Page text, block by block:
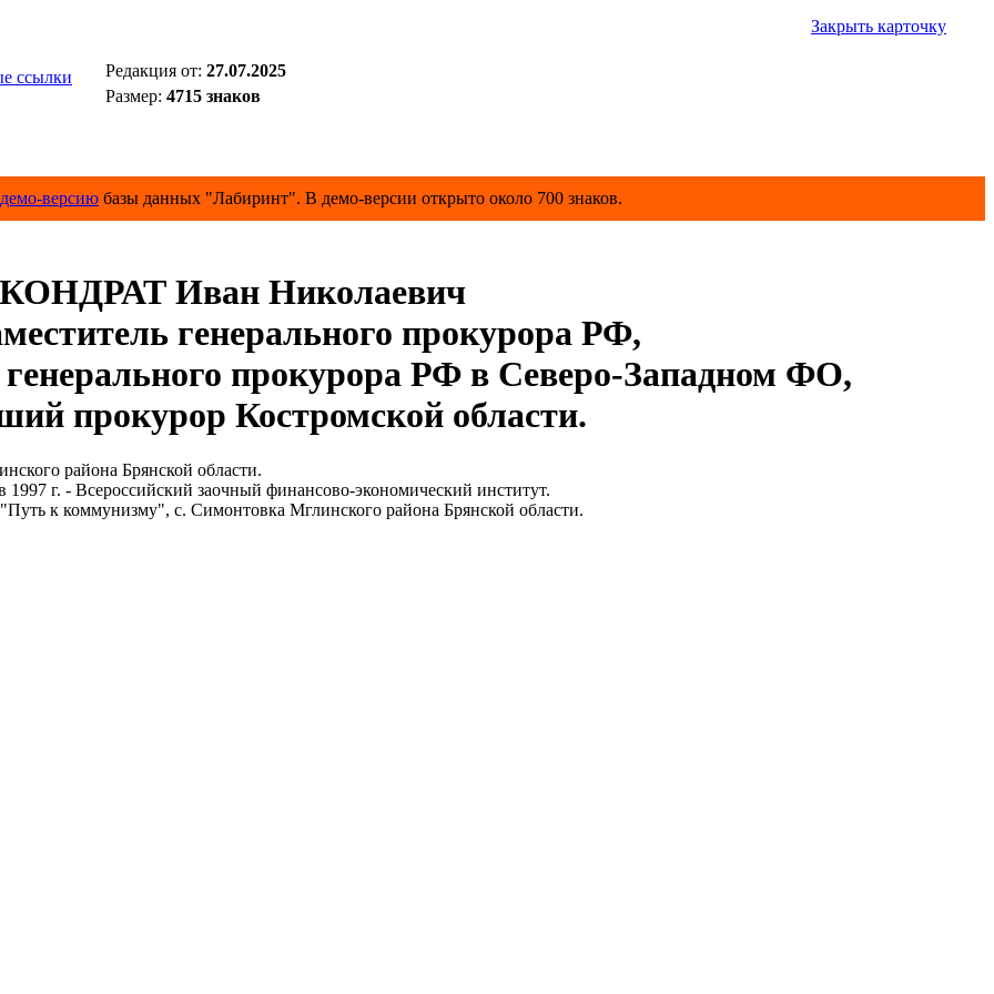
ссылки
Закрыть карточку
Редакция от: 27.07.2025
Размер: 4715 знаков
демо-версию базы данных "Лабиринт". В демо-версии открыто около 700 знаков.
Иван Николаевич
генерального прокурора РФ,
прокурора РФ в Северо-Западном ФО,
прокурор Костромской области.
района Брянской области.
г. - Всероссийский заочный финансово-экономический институт.
к коммунизму", с. Симонтовка Мглинского района Брянской области.